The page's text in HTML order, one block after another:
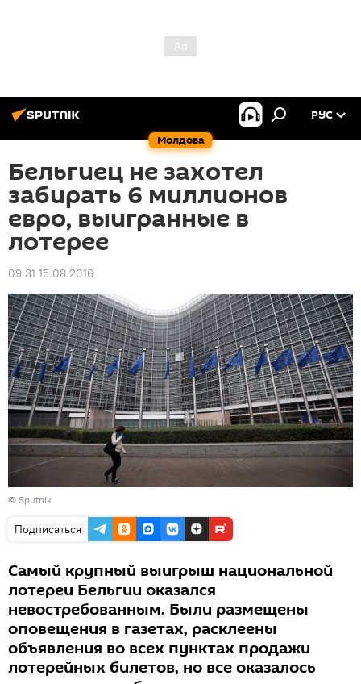
Молдова
РУС
Бельгиец не захотел
забирать 6 миллионов
евро, выигранные в
лотерее
09:31 15.08.2016
© Sputnik
Подписаться
Самый крупный выигрыш национальной
лотереи Бельгии оказался
невостребованным. Были размещены
оповещения в газетах, расклеены
объявления во всех пунктах продажи
лотерейных билетов, но все оказалось